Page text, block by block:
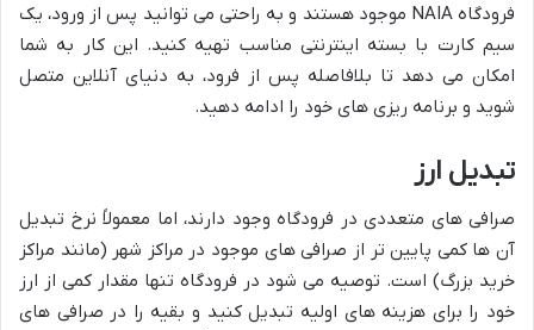
فرودگاه NAIA موجود هستند و به راحتی می توانید پس از ورود، یک
سیم کارت با بسته اینترنتی مناسب تهیه کنید. این کار به شما
امکان می دهد تا بلافاصله پس از فرود، به دنیای آنلاین متصل
شوید و برنامه ریزی های خود را ادامه دهید.
تبدیل ارز
صرافی های متعددی در فرودگاه وجود دارند، اما معمولاً نرخ تبدیل
آن ها کمی پایین تر از صرافی های موجود در مراکز شهر (مانند مراکز
خرید بزرگ) است. توصیه می شود در فرودگاه تنها مقدار کمی از ارز
خود را برای هزینه های اولیه تبدیل کنید و بقیه را در صرافی های